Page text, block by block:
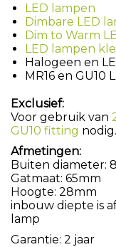
LED lampen
Dimbare LED
Dim to Warm
LED lampen
Halogeen en
MR16 en GU10
Exclusief:
Voor gebruik van
GU10 fitting nodig.
Afmetingen:
Buiten diameter:
Gatmaat: 65mm
Hoogte: 28mm
inbouw diepte is
lamp
Garantie: 2 jaar